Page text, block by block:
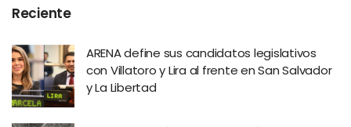
Reciente
ARENA define sus candidatos legislativos
con Villatoro y Lira al frente en San Salvador
y La Libertad